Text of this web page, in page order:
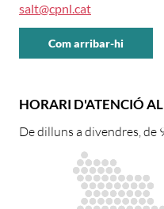
salt@cpnl.cat
Com arribar-hi
HORARI D'ATENCIÓ
De dilluns a divendres, de